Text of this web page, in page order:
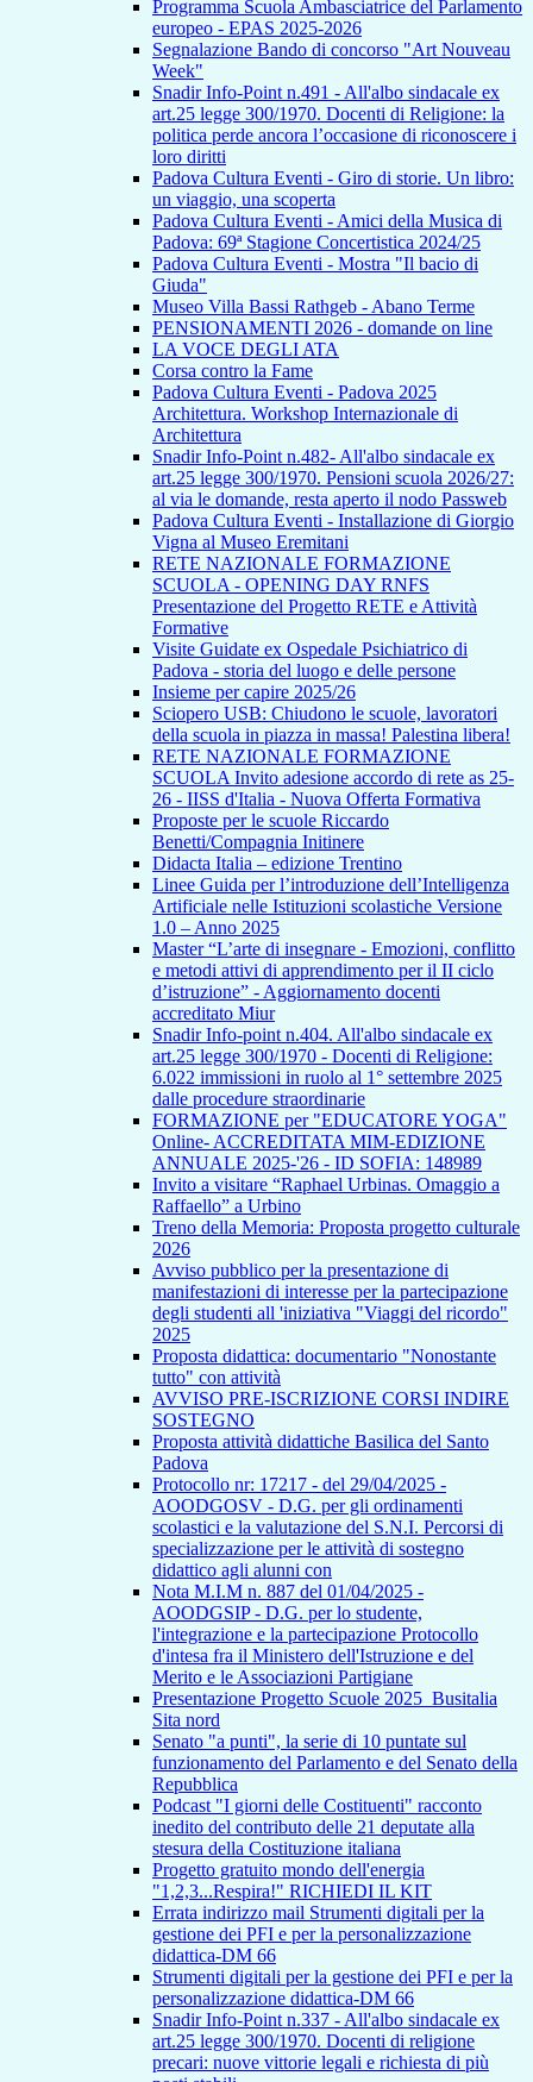
Programma Scuola Ambasciatrice del Parlamento
europeo - EPAS 2025-2026
Segnalazione Bando di concorso "Art Nouveau
Week"
Snadir Info-Point n.491 - All'albo sindacale ex
art.25 legge 300/1970. Docenti di Religione: la
politica perde ancora l’occasione di riconoscere i
loro diritti
Padova Cultura Eventi - Giro di storie. Un libro:
un viaggio, una scoperta
Padova Cultura Eventi - Amici della Musica di
Padova: 69ª Stagione Concertistica 2024/25
Padova Cultura Eventi - Mostra "Il bacio di
Giuda"
Museo Villa Bassi Rathgeb - Abano Terme
PENSIONAMENTI 2026 - domande on line
LA VOCE DEGLI ATA
Corsa contro la Fame
Padova Cultura Eventi - Padova 2025
Architettura. Workshop Internazionale di
Architettura
Snadir Info-Point n.482- All'albo sindacale ex
art.25 legge 300/1970. Pensioni scuola 2026/27:
al via le domande, resta aperto il nodo Passweb
Padova Cultura Eventi - Installazione di Giorgio
Vigna al Museo Eremitani
RETE NAZIONALE FORMAZIONE
SCUOLA - OPENING DAY RNFS
Presentazione del Progetto RETE e Attività
Formative
Visite Guidate ex Ospedale Psichiatrico di
Padova - storia del luogo e delle persone
Insieme per capire 2025/26
Sciopero USB: Chiudono le scuole, lavoratori
della scuola in piazza in massa! Palestina libera!
RETE NAZIONALE FORMAZIONE
SCUOLA Invito adesione accordo di rete as 25-
26 - IISS d'Italia - Nuova Offerta Formativa
Proposte per le scuole Riccardo
Benetti/Compagnia Initinere
Didacta Italia – edizione Trentino
Linee Guida per l’introduzione dell’Intelligenza
Artificiale nelle Istituzioni scolastiche Versione
1.0 – Anno 2025
Master “L’arte di insegnare - Emozioni, conflitto
e metodi attivi di apprendimento per il II ciclo
d’istruzione” - Aggiornamento docenti
accreditato Miur
Snadir Info-point n.404. All'albo sindacale ex
art.25 legge 300/1970 - Docenti di Religione:
6.022 immissioni in ruolo al 1° settembre 2025
dalle procedure straordinarie
FORMAZIONE per "EDUCATORE YOGA"
Online- ACCREDITATA MIM-EDIZIONE
ANNUALE 2025-'26 - ID SOFIA: 148989
Invito a visitare “Raphael Urbinas. Omaggio a
Raffaello” a Urbino
Treno della Memoria: Proposta progetto culturale
2026
Avviso pubblico per la presentazione di
manifestazioni di interesse per la partecipazione
degli studenti all 'iniziativa "Viaggi del ricordo"
2025
Proposta didattica: documentario "Nonostante
tutto" con attività
AVVISO PRE-ISCRIZIONE CORSI INDIRE
SOSTEGNO
Proposta attività didattiche Basilica del Santo
Padova
Protocollo nr: 17217 - del 29/04/2025 -
AOODGOSV - D.G. per gli ordinamenti
scolastici e la valutazione del S.N.I. Percorsi di
specializzazione per le attività di sostegno
didattico agli alunni con
Nota M.I.M n. 887 del 01/04/2025 -
AOODGSIP - D.G. per lo studente,
l'integrazione e la partecipazione Protocollo
d'intesa fra il Ministero dell'Istruzione e del
Merito e le Associazioni Partigiane
Presentazione Progetto Scuole 2025_Busitalia
Sita nord
Senato "a punti", la serie di 10 puntate sul
funzionamento del Parlamento e del Senato della
Repubblica
Podcast "I giorni delle Costituenti" racconto
inedito del contributo delle 21 deputate alla
stesura della Costituzione italiana
Progetto gratuito mondo dell'energia
"1,2,3...Respira!" RICHIEDI IL KIT
Errata indirizzo mail Strumenti digitali per la
gestione dei PFI e per la personalizzazione
didattica-DM 66
Strumenti digitali per la gestione dei PFI e per la
personalizzazione didattica-DM 66
Snadir Info-Point n.337 - All'albo sindacale ex
art.25 legge 300/1970. Docenti di religione
precari: nuove vittorie legali e richiesta di più